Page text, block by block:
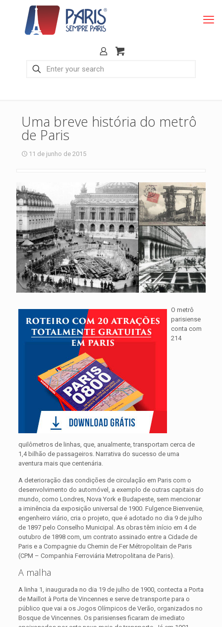
Uma breve história do metrô
de Paris
11 de junho de 2015
O metrô
parisiense
conta com
214
quilômetros de linhas, que, anualmente, transportam cerca de
1,4 bilhão de passageiros. Narrativa do sucesso de uma
aventura mais que centenária.
A deterioração das condições de circulação em Paris com o
desenvolvimento do automóvel, a exemplo de outras capitais do
mundo, como Londres, Nova York e Budapeste, sem mencionar
a iminência da exposição universal de 1900. Fulgence Bienvenüe,
engenheiro viário, cria o projeto, que é adotado no dia 9 de julho
de 1897 pelo Conselho Municipal. As obras têm início em 4 de
outubro de 1898 com, um contrato assinado entre a Cidade de
Paris e a Compagnie du Chemin de Fer Métropolitain de Paris
(CPM – Companhia Ferroviária Metropolitana de Paris).
A malha
A linha 1, inaugurada no dia 19 de julho de 1900, contecta a Porta
de Maillot à Porta de Vincennes e serve de transporte para o
público que vai a os Jogos Olímpicos de Verão, organizados no
Bosque de Vincennes. Os parisienses ficaram de imediato